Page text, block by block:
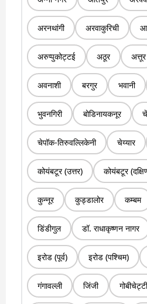
अरनथांगी अरवाकुरिची
अरुप्पुकोट्टई अठूर अत्तूर
अवनाशी बरगुर भवानी
भुवनगिरी बोडिनायकनूर
चेपॉक-तिरुवल्लिकेनी चेय्यार
कोयंबटूर (उत्तर) कोयंबटूर
कुन्नूर कुड्डालोर कम्बम
डिंडीगुल डॉ. राधाकृष्णन नागर
इरोड (पूर्व) इरोड (पश्चिम)
गंगावल्ली जिंजी